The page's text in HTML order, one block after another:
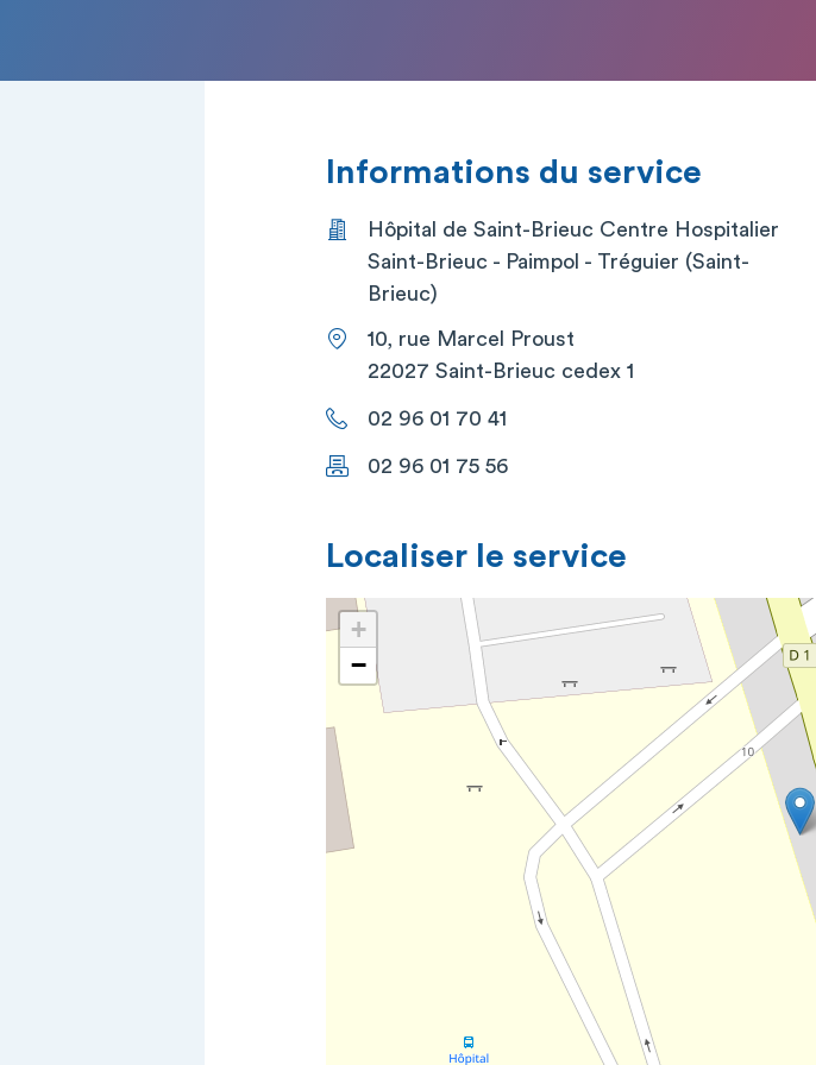
Informations du service
Hôpital de Saint-Brieuc Centre Hospitalier
Saint-Brieuc - Paimpol - Tréguier (Saint-
Brieuc)
10, rue Marcel Proust
22027 Saint-Brieuc cedex 1
02 96 01 70 41
02 96 01 75 56
Localiser le service
+
−